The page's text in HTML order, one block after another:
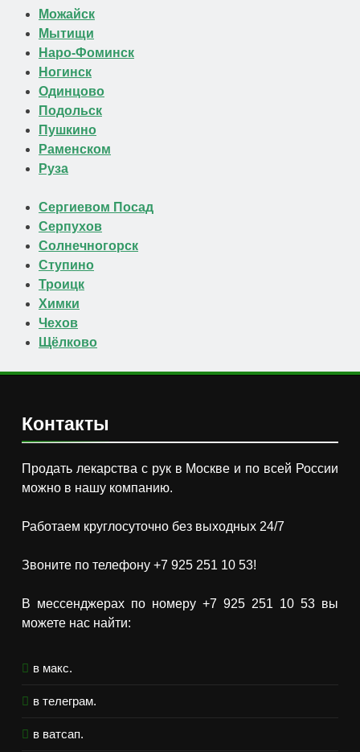
Можайск
Мытищи
Наро-Фоминск
Ногинск
Одинцово
Подольск
Пушкино
Раменском
Руза
Сергиевом Посад
Серпухов
Солнечногорск
Ступино
Троицк
Химки
Чехов
Щёлково
Контакты
Продать лекарства с рук в Москве и по всей России
можно в нашу компанию.
Работаем круглосуточно без выходных 24/7
Звоните по телефону +7 925 251 10 53!
В мессенджерах по номеру +7 925 251 10 53 вы
можете нас найти:
в макс.
в телеграм.
в ватсап.